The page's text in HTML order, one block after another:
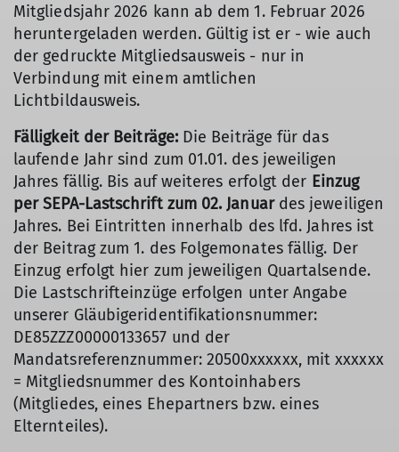
Mitgliedsjahr 2026 kann ab dem 1. Februar 2026
heruntergeladen werden. Gültig ist er - wie auch
der gedruckte Mitgliedsausweis - nur in
Verbindung mit einem amtlichen
Lichtbildausweis.
Fälligkeit der Beiträge: Die Beiträge für das
laufende Jahr sind zum 01.01. des jeweiligen
Jahres fällig. Bis auf weiteres erfolgt der Einzug
per SEPA-Lastschrift zum 02. Januar des jeweiligen
Jahres. Bei Eintritten innerhalb des lfd. Jahres ist
der Beitrag zum 1. des Folgemonates fällig. Der
Einzug erfolgt hier zum jeweiligen Quartalsende.
Die Lastschrifteinzüge erfolgen unter Angabe
unserer Gläubigeridentifikationsnummer:
DE85ZZZ00000133657 und der
Mandatsreferenznummer: 20500xxxxxx, mit xxxxxx
= Mitgliedsnummer des Kontoinhabers
(Mitgliedes, eines Ehepartners bzw. eines
Elternteiles).